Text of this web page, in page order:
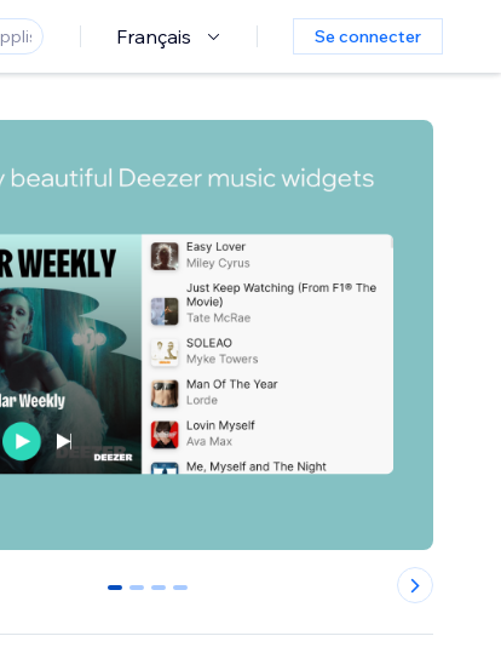
Français Se connecter
0 1 2 3